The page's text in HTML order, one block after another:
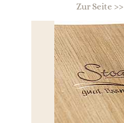
Zur Seite >>